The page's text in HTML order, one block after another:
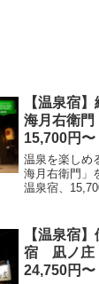
【温泉宿
海月右衛門
15,700円〜
温泉を楽し
海月右衛門」
温泉宿、
【温泉宿
宿 凪ノ庄
24,750円〜